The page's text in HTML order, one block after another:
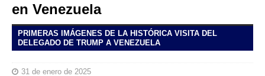
en Venezuela
PRIMERAS IMÁGENES DE LA HISTÓRICA VISITA DEL
DELEGADO DE TRUMP A VENEZUELA
31 de enero de 2025